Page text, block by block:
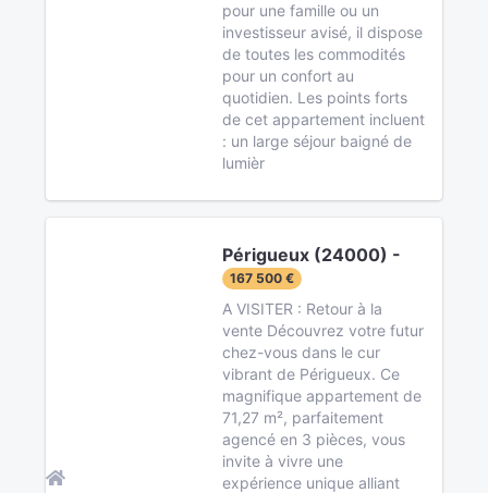
pour une famille ou un
investisseur avisé, il dispose
de toutes les commodités
pour un confort au
quotidien. Les points forts
de cet appartement incluent
: un large séjour baigné de
lumièr
Périgueux (24000) -
167 500 €
A VISITER : Retour à la
vente Découvrez votre futur
chez-vous dans le cur
vibrant de Périgueux. Ce
magnifique appartement de
71,27 m², parfaitement
agencé en 3 pièces, vous
invite à vivre une
expérience unique alliant